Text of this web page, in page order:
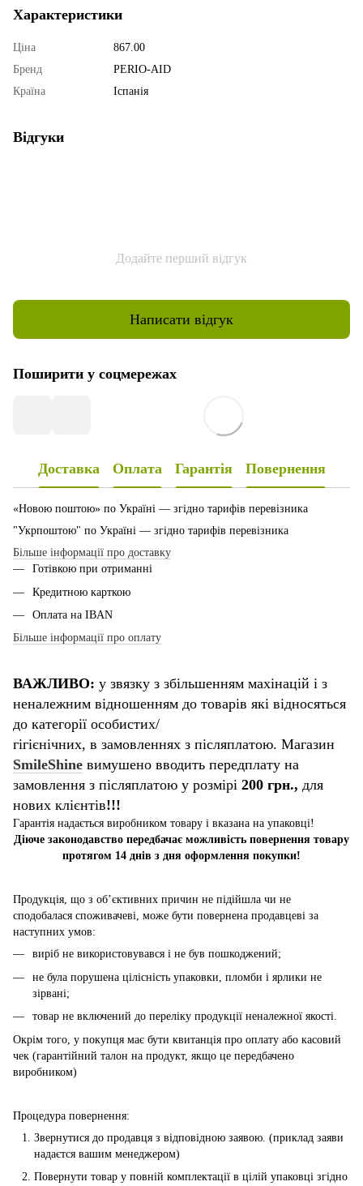
Характеристики
Ціна
867.00
Бренд
PERIO-AID
Країна
Іспанія
Відгуки
Додайте перший відгук
Написати відгук
Поширити у соцмережах
Доставка Оплата Гарантія Повернення
«Новою поштою» по Україні — згідно тарифів перевізника
"Укрпоштою" по Україні — згідно тарифів перевізника
Більше інформації про доставку
Готівкою при отриманні
Кредитною карткою
Оплата на IBAN
Більше інформації про оплату
ВАЖЛИВО: у звязку з збільшенням махінацій і з
неналежним відношенням до товарів які відносяться
до категорії особистих/
гігієнічних, в замовленнях з післяплатою. Магазин
SmileShine вимушено вводить передплату на
замовлення з післяплатою у розмірі 200 грн., для
нових клієнтів!!!
Гарантія надається виробником товару і вказана на упаковці!
Діюче законодавство передбачає можливість повернення товару
протягом 14 днів з дня оформлення покупки!
Продукція, що з об’єктивних причин не підійшла чи не
сподобалася споживачеві, може бути повернена продавцеві за
наступних умов:
виріб не використовувався і не був пошкоджений;
не була порушена цілісність упаковки, пломби і ярлики не
зірвані;
товар не включений до переліку продукції неналежної якості.
Окрім того, у покупця має бути квитанція про оплату або касовий
чек (гарантійний талон на продукт, якщо це передбачено
виробником)
Процедура повернення:
Звернутися до продавця з відповідною заявою. (приклад заяви
надаєтся вашим менеджером)
Повернути товар у повній комплектації в цілій упаковці згідно